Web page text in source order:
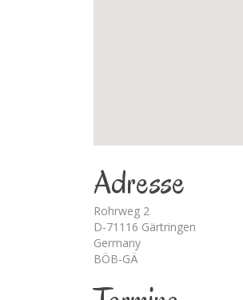
Adresse
Rohrweg 2
D-71116 Gärtringen
Germany
BÖB-GÄ